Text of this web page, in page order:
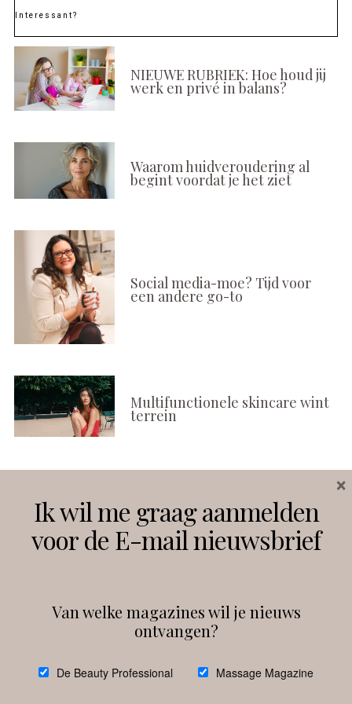
Interessant?
NIEUWE RUBRIEK: Hoe houd jij
werk en privé in balans?
Waarom huidveroudering al
begint voordat je het ziet
Social media-moe? Tijd voor
een andere go-to
Multifunctionele skincare wint
terrein
Instagram Facebook
debeautyprofessional
Ik wil me graag aanmelden
voor de E-mail nieuwsbrief
Van welke magazines wil je nieuws
ontvangen?
De Beauty Professional Massage Magazine
×